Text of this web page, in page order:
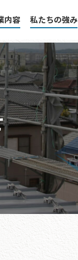
内容 私たちの強み